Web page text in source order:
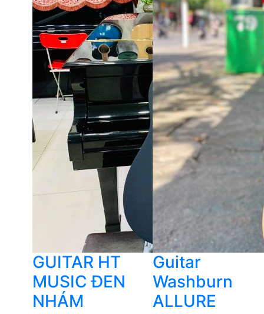
GUITAR HT
MUSIC ĐEN
NHÁM
Guitar
Washburn
ALLURE